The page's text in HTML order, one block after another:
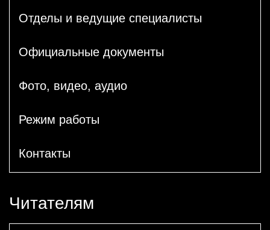
Отделы и ведущие специалисты
Официальные документы
Фото, видео, аудио
Режим работы
Контакты
Читателям